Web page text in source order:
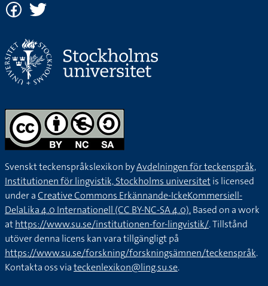
Svenskt teckenspråkslexikon byAvdelningen för teckenspråk,
Institutionen för lingvistik, Stockholms universitetis licensed
under aCreative Commons Erkännande-IckeKommersiell-
DelaLika 4.0 Internationell (CC BY-NC-SA 4.0).Based on a work
athttps://www.su.se/institutionen-for-lingvistik/. Tillstånd
utöver denna licens kan vara tillgängligt på
https://www.su.se/forskning/forskningsämnen/teckenspråk.
Kontakta oss viateckenlexikon@ling.su.se.